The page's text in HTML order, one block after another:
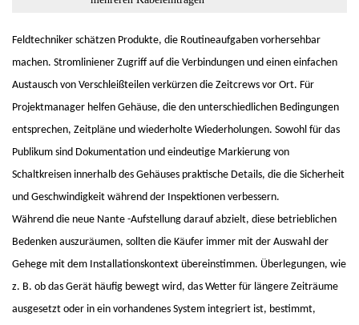
Feldtechniker schätzen Produkte, die Routineaufgaben vorhersehbar
machen. Stromliniener Zugriff auf die Verbindungen und einen einfachen
Austausch von Verschleißteilen verkürzen die Zeitcrews vor Ort. Für
Projektmanager helfen Gehäuse, die den unterschiedlichen Bedingungen
entsprechen, Zeitpläne und wiederholte Wiederholungen. Sowohl für das
Publikum sind Dokumentation und eindeutige Markierung von
Schaltkreisen innerhalb des Gehäuses praktische Details, die die Sicherheit
und Geschwindigkeit während der Inspektionen verbessern.
Während die neue Nante -Aufstellung darauf abzielt, diese betrieblichen
Bedenken auszuräumen, sollten die Käufer immer mit der Auswahl der
Gehege mit dem Installationskontext übereinstimmen. Überlegungen, wie
z. B. ob das Gerät häufig bewegt wird, das Wetter für längere Zeiträume
ausgesetzt oder in ein vorhandenes System integriert ist, bestimmt,